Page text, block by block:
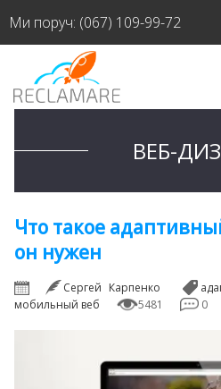
Ми поруч: (067) 109-99-72
ВЕБ-
Что такое
он нужен
Сергей Карпенко
мобильный веб
5481 0